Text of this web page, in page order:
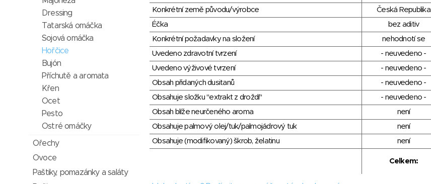
Konkrétní země původu/výrobce
Česká Republika
Éčka
bez aditiv
Konkrétní požadavky na složení
nehodnotí se
Uvedeno zdravotní tvrzení
- neuvedeno -
Uvedeno výživové tvrzení
- neuvedeno -
Obsah přidaných dusitanů
- neuvedeno -
Obsahuje složku "extrakt z droždí"
- neuvedeno -
Obsah blíže neurčeného aroma
není
Obsahuje palmový olej/tuk/palmojádrový tuk
není
Obsahuje (modifikovaný) škrob, želatinu
není
Celkem:
Dressing
Tatarská omáčka
Sojová omáčka
Hořčice
Bujón
Příchutě a aromata
Křen
Ocet
Pesto
Ostré omáčky
Ořechy
Ovoce
Paštiky, pomazánky a saláty